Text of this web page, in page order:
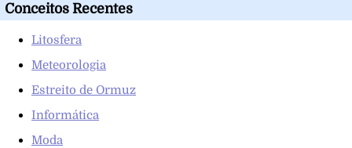
Conceitos Recentes
Litosfera
Meteorologia
Estreito de Ormuz
Informática
Moda